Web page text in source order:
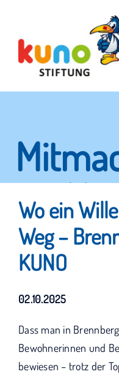
content
und
Hier erfahren Sie,
KUNO bisher
Wo ein
Weg –
KUNO
02.10.2025
Dass man in
Bewohnerinnen und
bewiesen – trotz der